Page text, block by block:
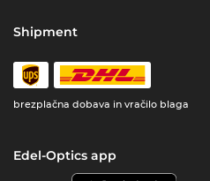
Shipment
brezplačna dobava in vračilo blaga
Edel-Optics app